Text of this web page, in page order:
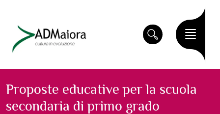
Proposte educative per la scuola
secondaria di primo grado